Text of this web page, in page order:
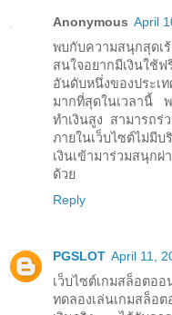
Anonymous April
พบกับความสนุกสุดเ
สนใจอยากมีเงินใช้
อันดับหนึ่งของประ
มากที่สุดในเวลานี้
ทำเงินสูง สามารถ
ภายในเว็บไซต์ไม่มี
เงินเข้ามาร่วมสนุก
ด้วย
Reply
PGSLOT April 11,
เว็บไซต์เกมสล็อต
ทดลองเล่นเกมสล็อ